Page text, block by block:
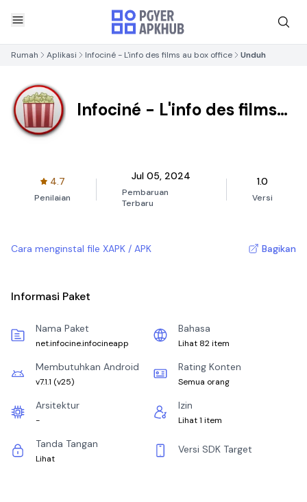
Rumah Aplikasi Infociné - L'info des films au box office Unduh
Infociné - L'info des films
4.7
Penilaian
Jul 05, 2024
Pembaruan
Terbaru
1.0
Versi
Cara menginstal file XAPK / APK Bagikan
Informasi Paket
Nama Paket
net.infocine.infocineapp
Bahasa
Lihat 82 item
Membutuhkan Android
v7.1.1 (v25)
Rating Konten
Semua orang
Arsitektur
-
Izin
Lihat 1 item
Tanda Tangan
Lihat
Versi SDK Target